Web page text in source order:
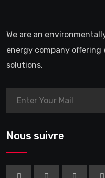
We are an
energy company offering
solutions.
Nous suivre